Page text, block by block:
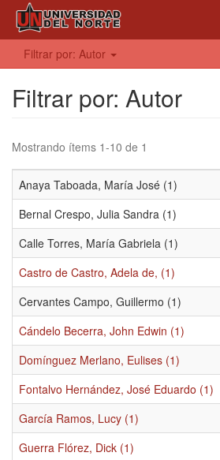
Filtrar por: Autor
Filtrar por: Autor
Mostrando ítems 1-10 de 1
Anaya Taboada, María José (1)
Bernal Crespo, Julia Sandra (1)
Calle Torres, María Gabriela (1)
Castro de Castro, Adela de, (1)
Cervantes Campo, Guillermo (1)
Cándelo Becerra, John Edwin (1)
Domínguez Merlano, Eulises (1)
Fontalvo Hernández, José Eduardo (1)
García Ramos, Lucy (1)
Guerra Flórez, Dick (1)